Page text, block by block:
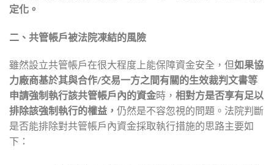
定化。
二、共管帳戶被法院凍結的風險
雖然設立共管帳戶在很大程度上能保障資金安全，但如果協
力廠商基於其與合作/交易一方之間有關的生效裁判文書等
申請強制執行該共管帳戶內的資金時， 相對方是否享有足以
排除該強制執行的權益， 仍然是不容忽視的問題。法院判斷
是否能排除對共管帳戶內資金採取執行措施的思路主要如
下：